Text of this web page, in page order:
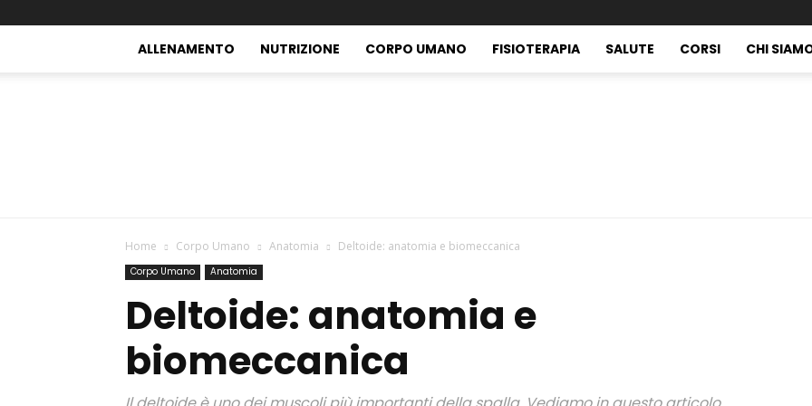
ALLENAMENTO NUTRIZIONE CORPO UMANO FISIOTERAPIA SALUTE CORSI CHI
Home Corpo Umano Anatomia Deltoide: anatomia e biomeccanica
Corpo Umano Anatomia
Deltoide: anatomia e
biomeccanica